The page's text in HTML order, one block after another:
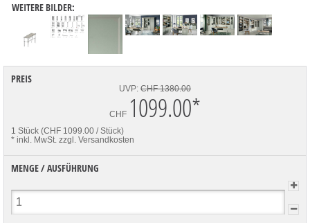
WEITERE BILDER:
PREIS
UVP: CHF 1380.00
CHF 1099.00*
1 Stück (CHF 1099.00 / Stück)
* inkl. MwSt. zzgl. Versandkosten
MENGE / AUSFÜHRUNG